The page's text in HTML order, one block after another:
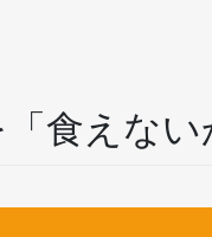
食えな